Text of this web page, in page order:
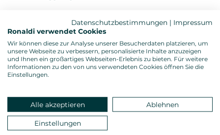
Rotwein, trocken
Gesamtsäure: 5,65 g/l
Restzucker: 2,07 g/l
Allergenhinweis: enthält Sulfite
Verschluss: Naturkorken
Datenschutzbestimmungen | Impressum
Ronaldi verwendet Cookies
Wir können diese zur Analyse unserer Besucherdaten platzieren, um
unsere Webseite zu verbessern, personalisierte Inhalte anzuzeigen
und Ihnen ein großartiges Webseiten-Erlebnis zu bieten. Für weitere
Informationen zu den von uns verwendeten Cookies öffnen Sie die
Einstellungen.
Alle akzeptieren Ablehnen
Einstellungen